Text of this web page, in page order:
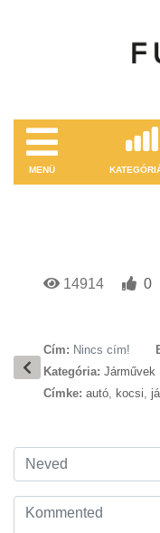
MENÜ
14914
0
Cím: Nincs cím!
Kategória: Járművek
Címke: autó, kocsi,